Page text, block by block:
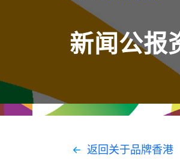
独特优势
最新活动精选
都会生活
初创企业
推广香港@中东
推广香港@粤港澳大
媒体资讯
新闻公报
返回关于品牌香港